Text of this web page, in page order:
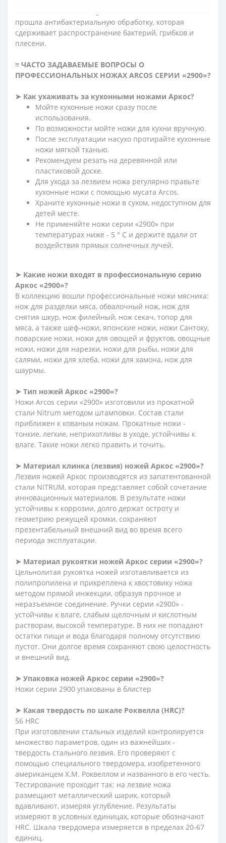
прошла антибактериальную обработку, которая
сдерживает распространение бактерий, грибков и
плесени.
≡ ЧАСТО ЗАДАВАЕМЫЕ ВОПРОСЫ О
ПРОФЕССИОНАЛЬНЫХ НОЖАХ ARCOS СЕРИИ «2900»?
➤ Как ухаживать за кухонными ножами Аркос?
Мойте кухонные ножи сразу после
использования.
По возможности мойте ножи для кухни вручную.
После эксплуатации насухо протирайте кухонные
ножи мягкой тканью.
Рекомендуем резать на деревянной или
пластиковой доске.
Для ухода за лезвием ножа регулярно правьте
кухонные ножи с помощью мусата Arcos.
Храните кухонные ножи в сухом, недоступном для
детей месте.
Не применяйте ножи серии «2900» при
температурах ниже - 5 ° С и держите вдали от
воздействия прямых солнечных лучей.
➤ Какие ножи входят в профессиональную серию
Аркос «2900»?
В коллекцию вошли профессиональные ножи мясника:
нож для разделки мяса, обвалочный нож, нож для
снятия шкур, нож филейный, нож секач, топор для
мяса, а также шеф-ножи, японские ножи, ножи Сантоку,
поварские ножи, ножи для овощей и фруктов, овощные
ножи, ножи для нарезки, ножи для рыбы, ножи для
салями, ножи для хлеба, ножи для хамона, нож для
шаурмы.
➤ Тип ножей Аркос «2900»?
Ножи Arcos серии «2900» изготовили из прокатной
стали Nitrum методом штамповки. Состав стали
приближен к кованым ножам. Прокатные ножи -
тонкие, легкие, неприхотливы в уходе, устойчивы к
влаге. Такие ножи легко править и точить.
➤ Материал клинка (лезвия) ножей Аркос «2900»?
Лезвия ножей Аркос производятся из запатентованной
стали NITRUM, которая представляет собой сочетание
инновационных материалов. В результате ножи
устойчивы к коррозии, долго держат остроту и
геометрию режущей кромки, сохраняют
презентабельный внешний вид во время всего
периода эксплуатации.
➤ Материал рукоятки ножей Аркос серии «2900»?
Цельнолитая рукоятка ножей изготавливается из
полипропилена и прикреплена к хвостовику ножа
методом прямой инжекции, образуя прочное и
неразъемное соединение. Ручки серии «2900» -
устойчивы к влаге, слабым щелочным и кислотным
растворам, высокой температуре. В них не попадают
остатки пищи и вода благодаря полному отсутствию
пустот. Они долгое время сохраняют свою целостность
и внешний вид.
➤ Упаковка ножей Аркос серии «2900»?
Ножи серии 2900 упакованы в блистер
➤ Какая твердость по шкале Роквелла (HRC)?
56 HRC
При изготовлении стальных изделий контролируется
множество параметров, один из важнейших -
твердость стального лезвия. Его проверяют с
помощью специального твердомера, изобретенного
американцем Х.М. Роквеллом и названного в его честь.
Тестирование проходит так: на лезвие ножа
размещают металлический шарик, который
вдавливают, измеряя углубление. Результаты
измеряют в условных единицах, которые обозначают
HRC. Шкала твердомера измеряется в пределах 20-67
единиц.